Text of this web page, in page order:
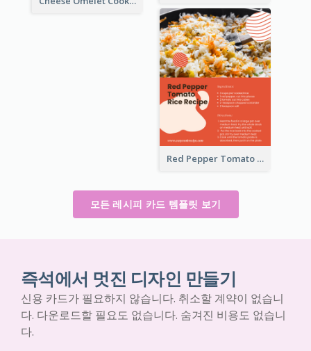
Red Pepper Tomato Rice Recipe Card
모든 레시피 카드 템플릿 보기
즉석에서 멋진 디자인 만들기
신용 카드가 필요하지 않습니다. 취소할 계약이 없습니
다. 다운로드할 필요도 없습니다. 숨겨진 비용도 없습니
다.